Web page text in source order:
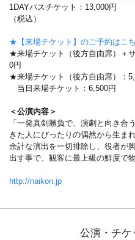
1DAYパスチケット：13,000円
（税込）
★【来場チケット】のご予約はこ
★来場チケット（後方自由席）＋
0円
★来場チケット（後方自由席）：
当日来場チケット：6,500円
＜公演内容＞
「一発真剣勝負で、演劇と向き合
きた人にぴったりの偶然から生ま
余計な演出を一切排除し、役者が
出す事で、観客に最上級の鮮度で
http://naikon.jp
公演・チケ